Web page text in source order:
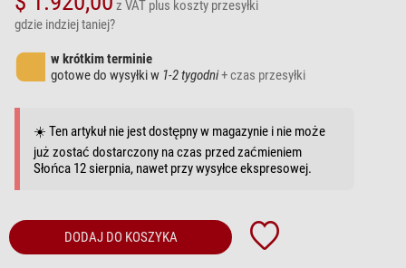
z VAT plus koszty przesyłki
gdzie indziej taniej?
w krótkim terminie
gotowe do wysyłki w 1-2 tygodni+ czas przesyłki
☀️ Ten artykuł nie jest dostępny w magazynie i nie może
już zostać dostarczony na czas przed zaćmieniem
Słońca 12 sierpnia, nawet przy wysyłce ekspresowej.
DODAJ DO KOSZYKA